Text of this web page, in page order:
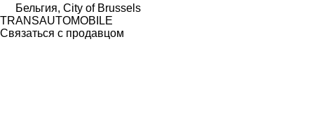
Бельгия, City of Brussels
TRANSAUTOMOBILE
Связаться с продавцом